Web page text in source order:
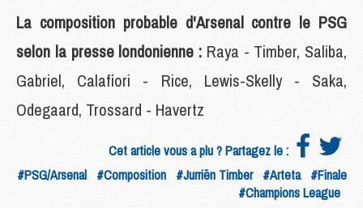
La composition probable d'Arsenal contre le PSG
selon la presse londonienne : Raya - Timber, Saliba,
Gabriel, Calafiori - Rice, Lewis-Skelly - Saka,
Odegaard, Trossard - Havertz
Cet article vous a plu ? Partagez le :
#PSG/Arsenal #Composition #Jurriën Timber #Arteta #Finale
#Champions League